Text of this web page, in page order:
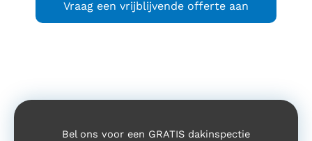
Vraag een vrijblijvende offerte aan
Bel ons voor een GRATIS dakinspectie